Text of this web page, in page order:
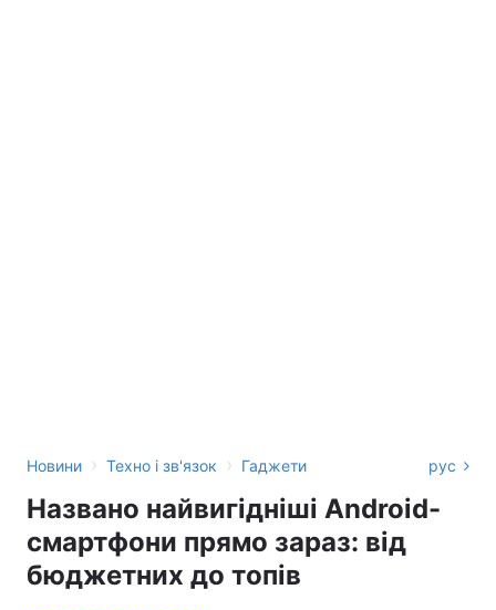
Новини › Техно і зв'язок › Гаджети рус
Названо найвигідніші Android-
смартфони прямо зараз: від
бюджетних до топів